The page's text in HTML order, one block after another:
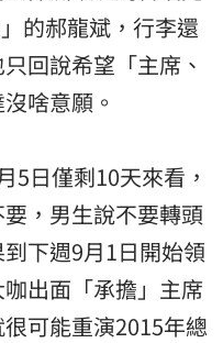
的郝龍斌，行李還
回說希望「主席、
啥意願。
5日僅剩10天來看，
，男生說不要轉頭
下週9月1日開始領
出面「承擔」主席
可能重演2015年總